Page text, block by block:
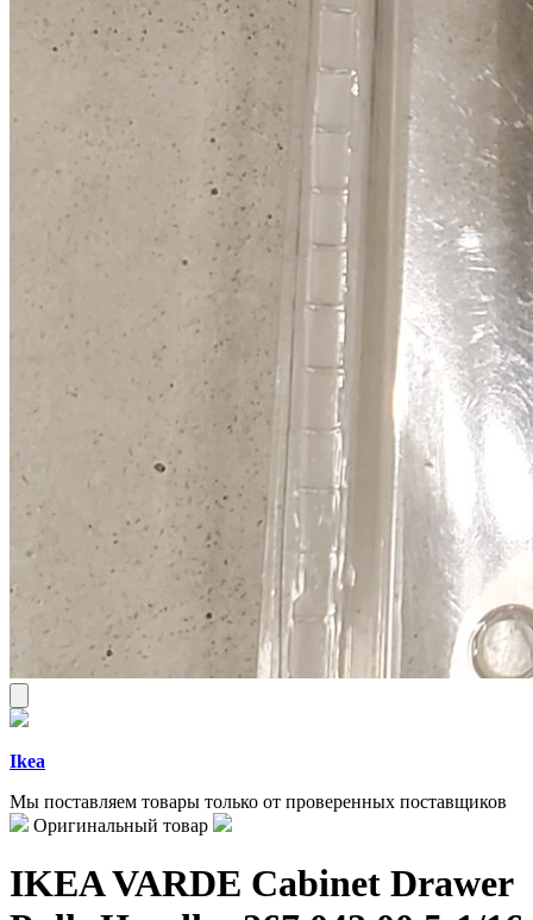
Ikea
Мы поставляем товары только от проверенных поставщиков
Оригинальный товар
IKEA VARDE Cabinet Drawer